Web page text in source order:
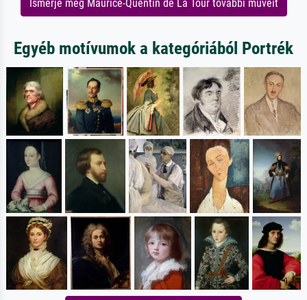
Ismerje meg Maurice-Quentin de La Tour további műveit
Egyéb motívumok a kategóriából Portrék